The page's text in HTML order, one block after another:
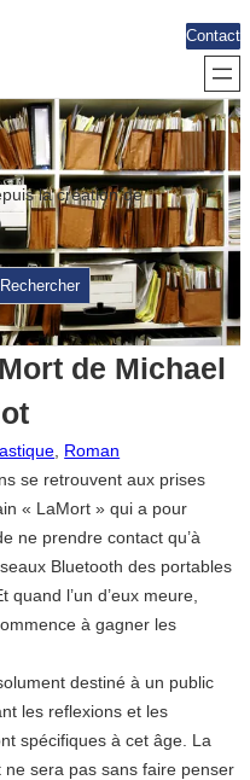
Contact
la création de
Rechercher
de Michael
Roman
se retrouvent aux prises
« LaMort » qui a pour
ne prendre contact qu’à
Bluetooth des portables
quand l’un d’eux meure,
à gagner les
destiné à un public
les reflexions et les
spécifiques à cet âge. La
ne sera pas sans faire penser